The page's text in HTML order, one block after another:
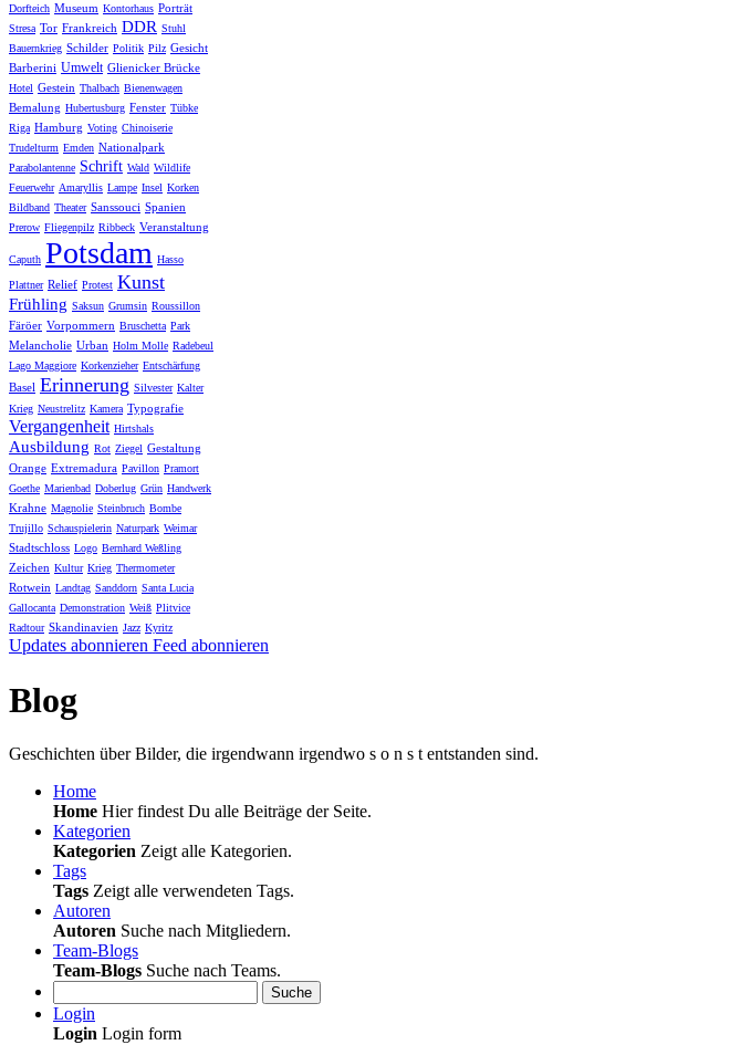
Dorfteich Museum Kontorhaus Porträt
Stresa Tor Frankreich DDR Stuhl
Bauernkrieg Schilder Politik Pilz Gesicht
Barberini Umwelt Glienicker Brücke
Hotel Gestein Thalbach Bienenwagen
Bemalung Hubertusburg Fenster Tübke
Riga Hamburg Voting Chinoiserie
Trudelturm Emden Nationalpark
Parabolantenne Schrift Wald Wildlife
Feuerwehr Amaryllis Lampe Insel Korken
Bildband Theater Sanssouci Spanien
Prerow Fliegenpilz Ribbeck Veranstaltung
Caputh Potsdam Hasso
Plattner Relief Protest Kunst
Frühling Saksun Grumsin Roussillon
Färöer Vorpommern Bruschetta Park
Melancholie Urban Holm Molle Radebeul
Lago Maggiore Korkenzieher Entschärfung
Basel Erinnerung Silvester Kalter
Krieg Neustrelitz Kamera Typografie
Vergangenheit Hirtshals
Ausbildung Rot Ziegel Gestaltung
Orange Extremadura Pavillon Pramort
Goethe Marienbad Doberlug Grün Handwerk
Krahne Magnolie Steinbruch Bombe
Trujillo Schauspielerin Naturpark Weimar
Stadtschloss Logo Bernhard Weßling
Zeichen Kultur Krieg Thermometer
Rotwein Landtag Sanddorn Santa Lucia
Gallocanta Demonstration Weiß Plitvice
Radtour Skandinavien Jazz Kyritz
Updates abonnieren Feed abonnieren
Blog
Geschichten über Bilder, die irgendwann irgendwo s o n s t entstanden sind.
Home
Home Hier findest Du alle Beiträge der Seite.
Kategorien
Kategorien Zeigt alle Kategorien.
Tags
Tags Zeigt alle verwendeten Tags.
Autoren
Autoren Suche nach Mitgliedern.
Team-Blogs
Team-Blogs Suche nach Teams.
Suche
Login
Login Login form